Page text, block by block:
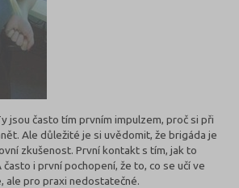
jsou často tím prvním impulzem, proč si při
Ale důležité je si uvědomit, že brigáda je
zkušenost. První kontakt s tím, jak to
i první pochopení, že to, co se učí ve
ale pro praxi nedostatečné.